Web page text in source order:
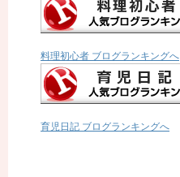
料理初心者 ブログランキングへ
育児日記 ブログランキングへ